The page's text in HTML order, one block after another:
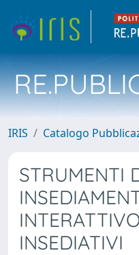
IRIS Catalogo
STRUMENTI
INSEDIATIVI